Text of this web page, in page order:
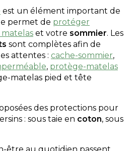
est un élément important de
permet de protéger
et votre sommier. Les
sont complètes afin de
attentes : cache-sommier,
, protège-matelas
matelas pied et tête
des protections pour
: sous taie en coton, sous
être au quotidien passent